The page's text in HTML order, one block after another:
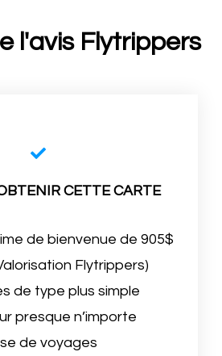
l'avis Flytrippers
CETTE CARTE
de bienvenue de 905$
Flytrippers)
de type plus simple
presque n’importe
de voyages